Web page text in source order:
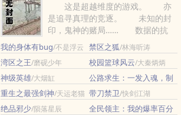
这是超越维度的游戏。 亦
是追寻真理的竞逐。 未知的封
印，鬼神的赌局…… 数据的抗
争，人类的救赎…… 在那......
我的身体有bug/不是浮云 禁区之狐/林海听涛
湾区之王/磨砚少年 校园篮球风云/大秦炳炳
神级英雄/大烟缸
公路求生：一发入魂，制
作必升品 /香葱炸鸡
重生之最强剑神/天运老猫 带刀禁卫/快剑江湖
绝品邪少/陨落星辰
全民领主：我的爆率百分